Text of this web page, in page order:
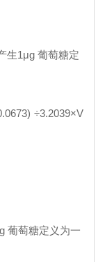
生1μg 葡萄糖定
÷3.2039×V
葡萄糖定义为一